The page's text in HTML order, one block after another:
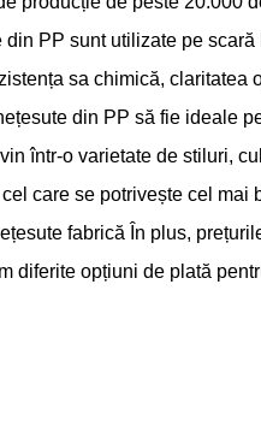
din PP sunt utilizate pe
sa chimică, claritatea
din PP să fie ideale
într-o varietate de stiluri,
care se potrivește cel mai
fabrică În plus,
diferite opțiuni de plată